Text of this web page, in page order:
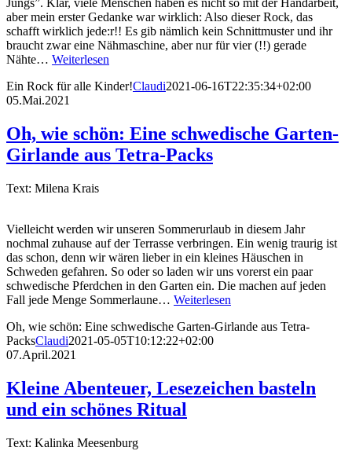
Jungs”. Klar, viele Menschen haben es nicht so mit der Handarbeit,
aber mein erster Gedanke war wirklich: Also dieser Rock, das
schafft wirklich jede:r!! Es gib nämlich kein Schnittmuster und ihr
braucht zwar eine Nähmaschine, aber nur für vier (!!) gerade
Nähte… Weiterlesen
Ein Rock für alle Kinder!Claudi2021-06-16T22:35:34+02:00
05.Mai.2021
Oh, wie schön: Eine schwedische Garten-
Girlande aus Tetra-Packs
Text: Milena Krais
Vielleicht werden wir unseren Sommerurlaub in diesem Jahr
nochmal zuhause auf der Terrasse verbringen. Ein wenig traurig ist
das schon, denn wir wären lieber in ein kleines Häuschen in
Schweden gefahren. So oder so laden wir uns vorerst ein paar
schwedische Pferdchen in den Garten ein. Die machen auf jeden
Fall jede Menge Sommerlaune… Weiterlesen
Oh, wie schön: Eine schwedische Garten-Girlande aus Tetra-
PacksClaudi2021-05-05T10:12:22+02:00
07.April.2021
Kleine Abenteuer, Lesezeichen basteln
und ein schönes Ritual
Text: Kalinka Meesenburg